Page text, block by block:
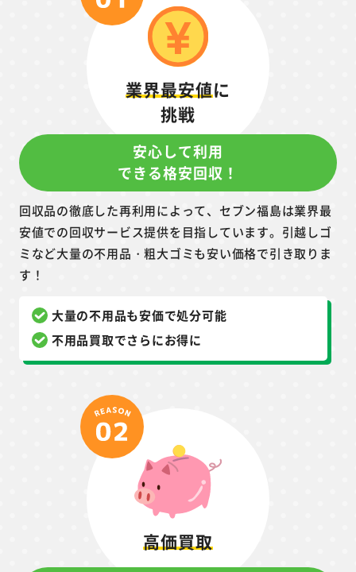
業界最安値に
挑戦
安心して利用
できる格安回収！
回収品の徹底した再利用によって、セブン福島は業界最
安値での回収サービス提供を目指しています。引越しゴ
ミなど大量の不用品・粗大ゴミも安い価格で引き取りま
す！
大量の不用品も安価で処分可能
不用品買取でさらにお得に
高価買取